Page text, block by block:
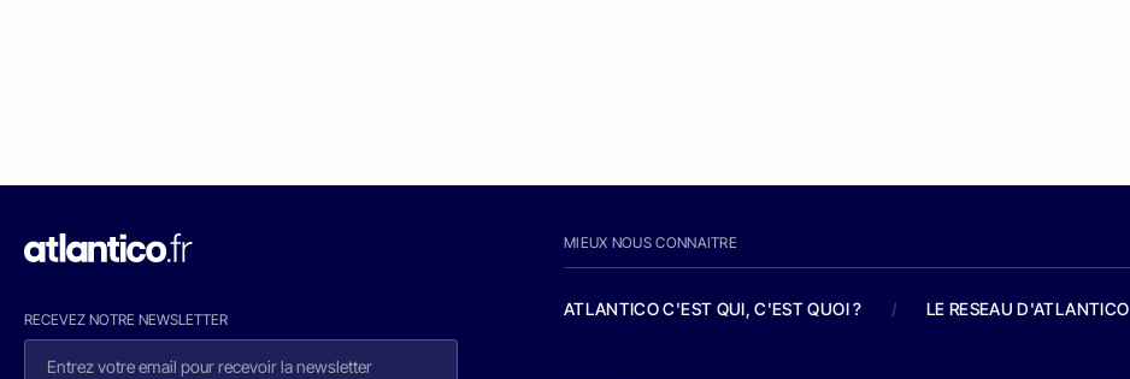
RECEVEZ NOTRE NEWSLETTER
MIEUX NOUS CONNAITRE
ATLANTICO C'EST QUI, C'EST QUOI ? / LE RESEAU D'ATLANTICO